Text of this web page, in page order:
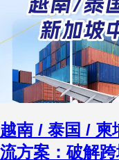
越南 / 泰国 /
流方案：破解